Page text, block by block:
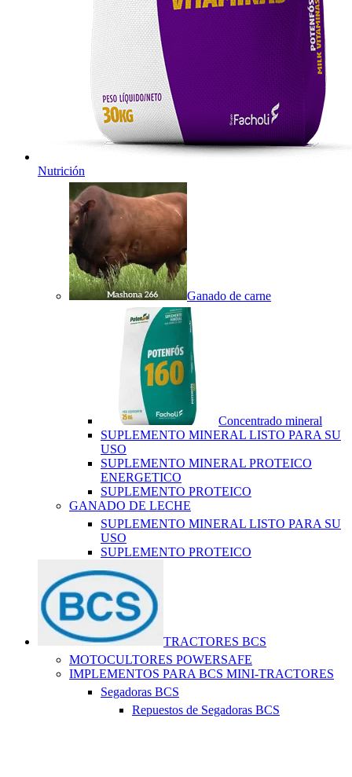
Nutrición
Ganado de carne
Concentrado mineral
SUPLEMENTO MINERAL LISTO PARA SU
USO
SUPLEMENTO MINERAL PROTEICO
ENERGETICO
SUPLEMENTO PROTEICO
GANADO DE LECHE
SUPLEMENTO MINERAL LISTO PARA SU
USO
SUPLEMENTO PROTEICO
TRACTORES BCS
MOTOCULTORES POWERSAFE
IMPLEMENTOS PARA BCS MINI-TRACTORES
Segadoras BCS
Repuestos de Segadoras BCS